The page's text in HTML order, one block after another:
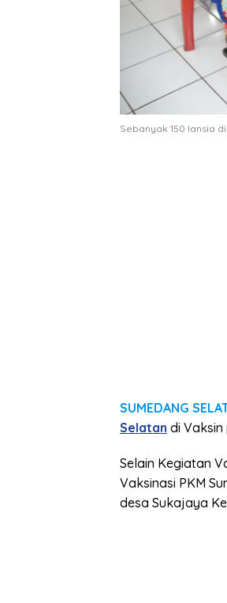
Sebanyak 150 lansia
SUMEDANG
Selatan di
Selain Kegiatan
Vaksinasi PKM
desa Sukajaya